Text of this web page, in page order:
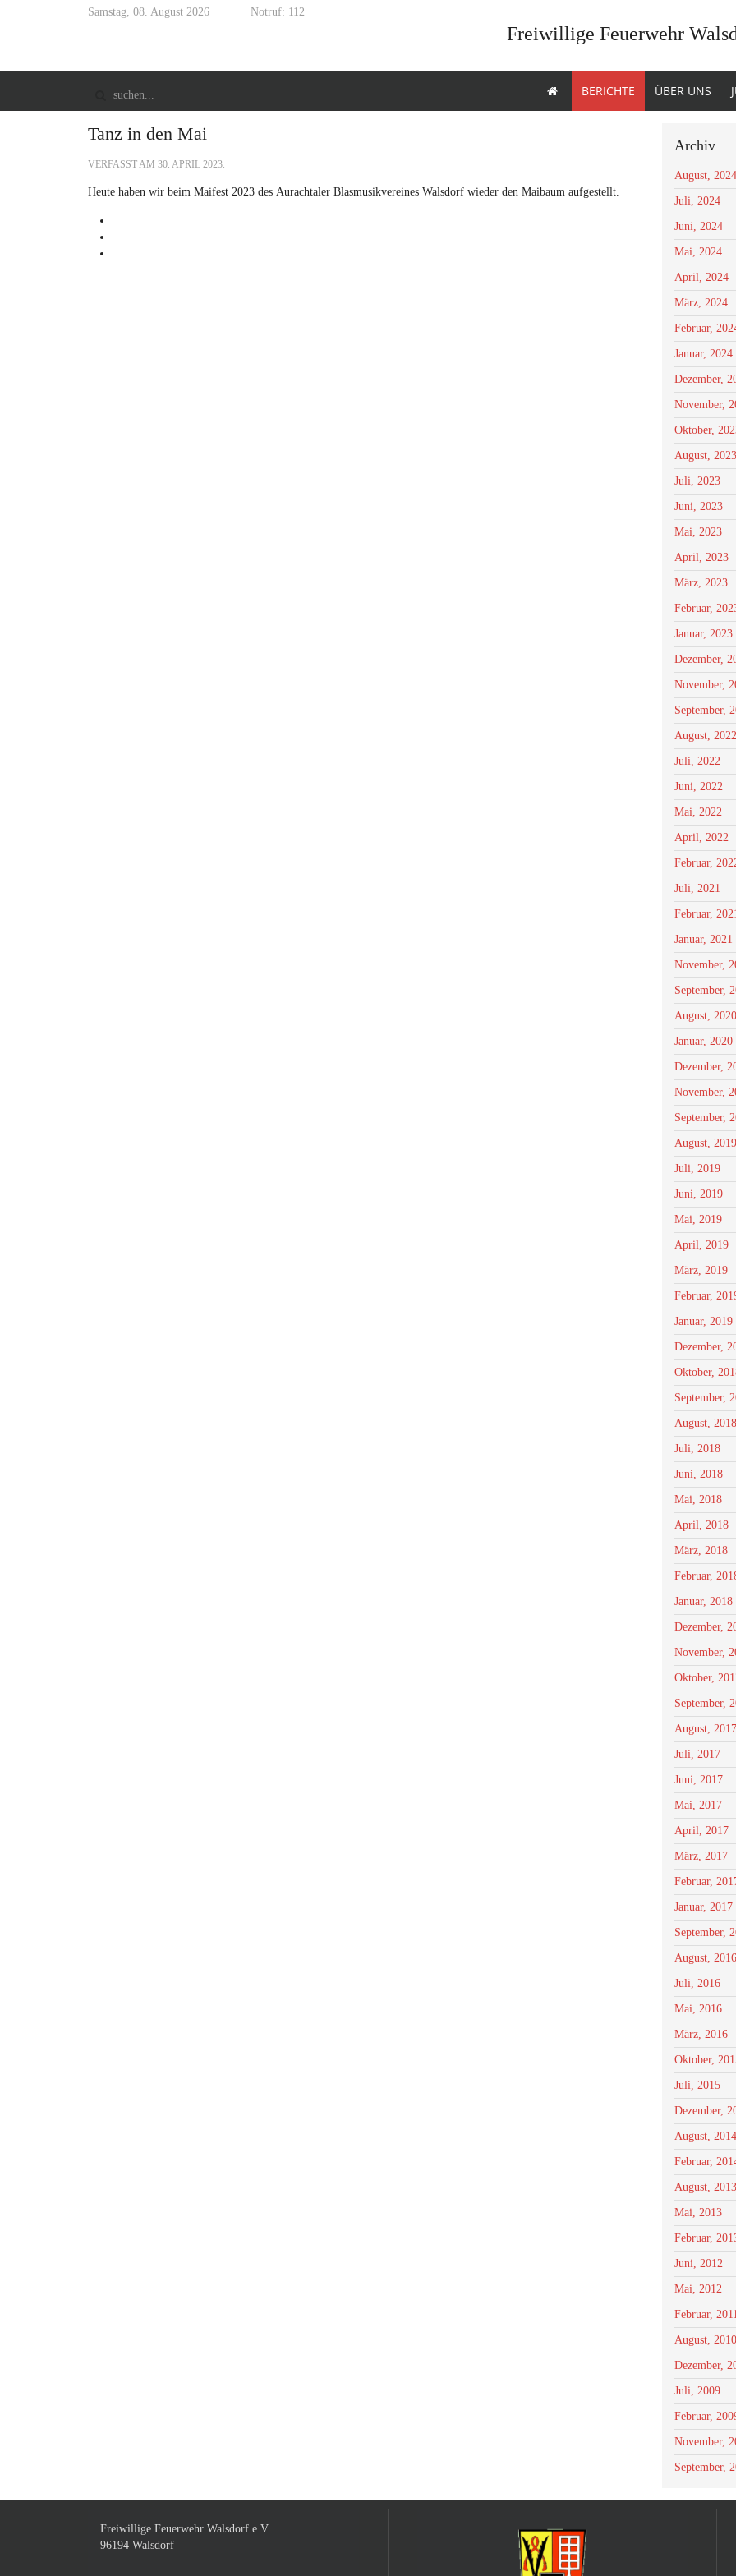
Samstag, 08. August 2026 Notruf: 112
Freiwillige Feuerwehr
BERICHTE ÜBER UNS
Tanz in den Mai
VERFASST AM 30. APRIL 2023.
Heute haben wir beim Maifest 2023 des Aurachtaler Blasmusikvereines Walsdorf wieder den Maibaum aufgestellt.
Archiv
August, 2024
Juli, 2024
Juni, 2024
Mai, 2024
April, 2024
März, 2024
Februar,
Januar, 2024
Dezember,
November,
Oktober,
August, 2023
Juli, 2023
Juni, 2023
Mai, 2023
April, 2023
März, 2023
Februar,
Januar, 2023
Dezember,
November,
September,
August, 2022
Juli, 2022
Juni, 2022
Mai, 2022
April, 2022
Februar,
Juli, 2021
Februar,
Januar, 2021
November,
September,
August, 2020
Januar, 2020
Dezember,
November,
September,
August, 2019
Juli, 2019
Juni, 2019
Mai, 2019
April, 2019
März, 2019
Februar,
Januar, 2019
Dezember,
Oktober,
September,
August, 2018
Juli, 2018
Juni, 2018
Mai, 2018
April, 2018
März, 2018
Februar,
Januar, 2018
Dezember,
November,
Oktober,
September,
August, 2017
Juli, 2017
Juni, 2017
Mai, 2017
April, 2017
März, 2017
Februar,
Januar, 2017
September,
August, 2016
Juli, 2016
Mai, 2016
März, 2016
Oktober,
Juli, 2015
Dezember,
August, 2014
Februar,
August, 2013
Mai, 2013
Februar,
Juni, 2012
Mai, 2012
Februar,
August, 2010
Dezember,
Juli, 2009
Februar,
November,
September,
Freiwillige Feuerwehr Walsdorf e.V.
96194 Walsdorf